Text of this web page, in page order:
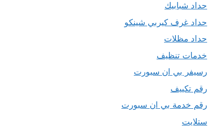
حداد شبابيك
حداد غرف كيربي شينكو
حداد مظلات
خدمات تنظيف
رسيفر بي ان سبورت
رقم تكييف
رقم خدمة بي ان سبورت
ستلايت